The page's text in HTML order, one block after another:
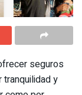
seguros
y